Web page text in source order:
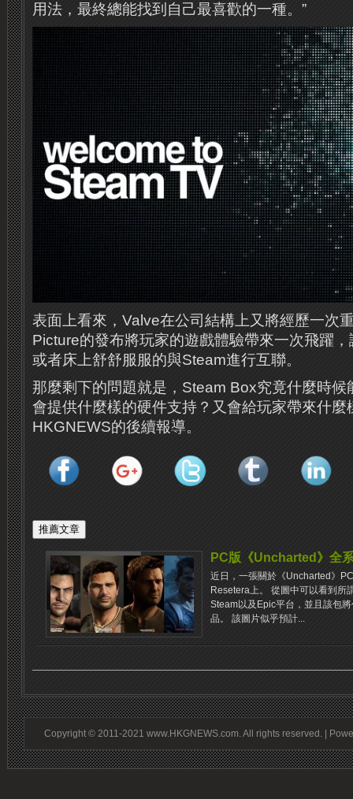
用法，最終總能找到自己最喜歡的一種。”
表面上看來，Valve在公司結構上又將經歷一次
Picture的發布將玩家的遊戲體驗帶來一次飛躍
或者床上舒舒服服的與Steam進行互聯。
那麼剩下的問題就是，Steam Box究竟什麼時候
會提供什麼樣的硬件支持？又會給玩家帶來什麼
HKGNEWS的後續報導。
PC版《Uncharted》全
近日，一張關於《Uncharted》
Resetera上。 從圖中可以看到所
Steam以及Epic平台，並且該包
品。 該圖片似乎預計...
Copyright © 2011-2021 www.HKGNEWS.com. All rights reserved. |